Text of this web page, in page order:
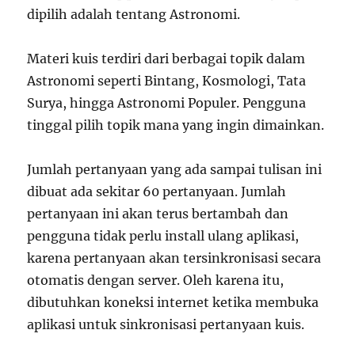
dipilih adalah tentang Astronomi.
Materi kuis terdiri dari berbagai topik dalam
Astronomi seperti Bintang, Kosmologi, Tata
Surya, hingga Astronomi Populer. Pengguna
tinggal pilih topik mana yang ingin dimainkan.
Jumlah pertanyaan yang ada sampai tulisan ini
dibuat ada sekitar 60 pertanyaan. Jumlah
pertanyaan ini akan terus bertambah dan
pengguna tidak perlu install ulang aplikasi,
karena pertanyaan akan tersinkronisasi secara
otomatis dengan server. Oleh karena itu,
dibutuhkan koneksi internet ketika membuka
aplikasi untuk sinkronisasi pertanyaan kuis.